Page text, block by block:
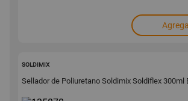
SOLDIMIX
Sellador de Poliuretano Soldimix Soldiflex 300ml